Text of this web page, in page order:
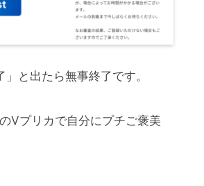
」と出たら無事終了です。
Vプリカで自分にプチご褒美